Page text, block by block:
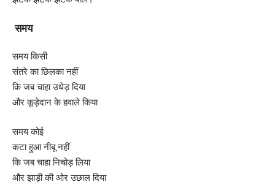
समय
समय किसी
संतरे का छिलका नहीं
कि जब चाहा उधेड़ दिया
और कूड़ेदान के हवाले किया
समय कोई
कटा हुआ नीबू नहीं
कि जब चाहा निचोड़ लिया
और झाड़ी की ओर उछाल दिया